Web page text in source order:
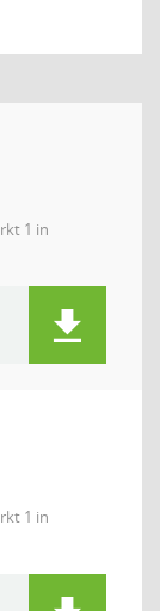
1 in
1 in